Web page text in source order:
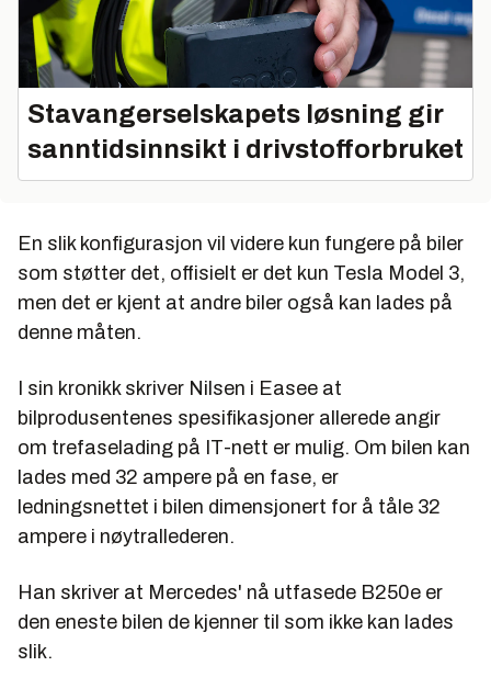
Stavangerselskapets løsning gir
sanntidsinnsikt i drivstofforbruket
En slik konfigurasjon vil videre kun fungere på biler
som støtter det, offisielt er det kun Tesla Model 3,
men det er kjent at andre biler også kan lades på
denne måten.
I sin kronikk skriver Nilsen i Easee at
bilprodusentenes spesifikasjoner allerede angir
om trefaselading på IT-nett er mulig. Om bilen kan
lades med 32 ampere på en fase, er
ledningsnettet i bilen dimensjonert for å tåle 32
ampere i nøytrallederen.
Han skriver at Mercedes' nå utfasede B250e er
den eneste bilen de kjenner til som ikke kan lades
slik.